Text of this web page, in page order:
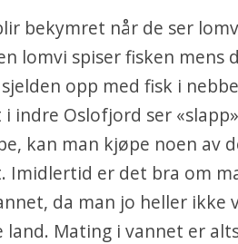
bekymret når de ser
lomvi spiser fisken
opp med fisk i
indre Oslofjord ser
kan man kjøpe noen av
Imidlertid er det bra om
da man jo heller ikke
Mating i vannet er